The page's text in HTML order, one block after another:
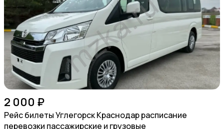
2 000 ₽
Рейс билеты Углегорск Краснодар расписание
перевозки пассажирские и грузовые